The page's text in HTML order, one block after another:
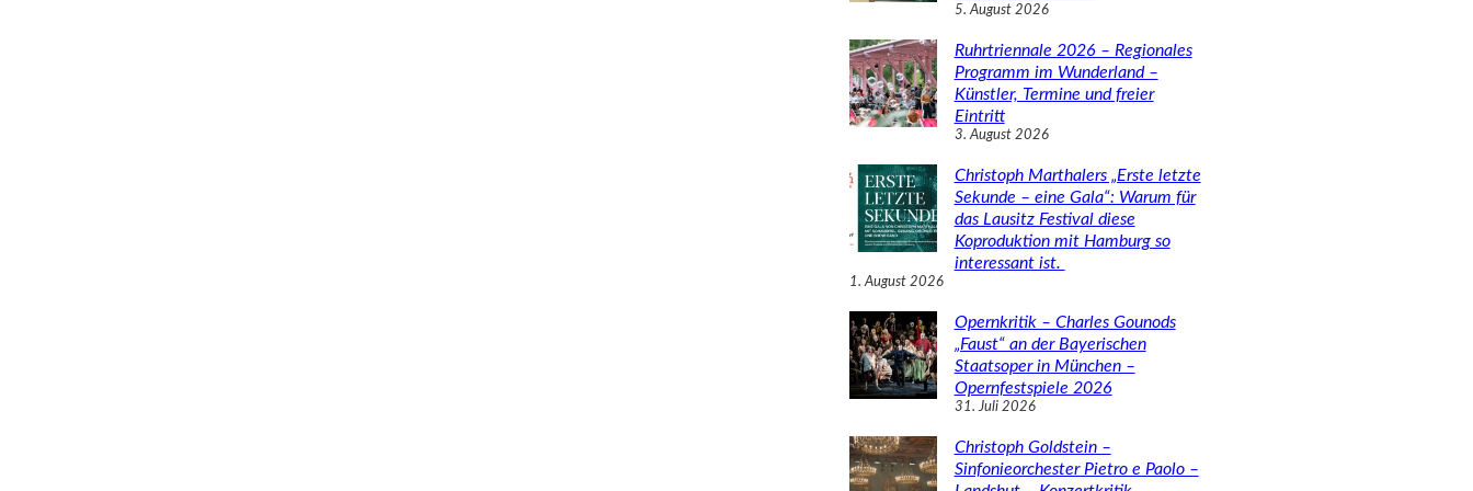
5. August 2026
Ruhrtriennale 2026 – Regionales
Programm im Wunderland –
Künstler, Termine und freier
Eintritt
3. August 2026
Christoph Marthalers „Erste letzte
Sekunde – eine Gala“: Warum für
das Lausitz Festival diese
Koproduktion mit Hamburg so
interessant ist.
1. August 2026
Opernkritik – Charles Gounods
„Faust“ an der Bayerischen
Staatsoper in München –
Opernfestspiele 2026
31. Juli 2026
Christoph Goldstein –
Sinfonieorchester Pietro e Paolo –